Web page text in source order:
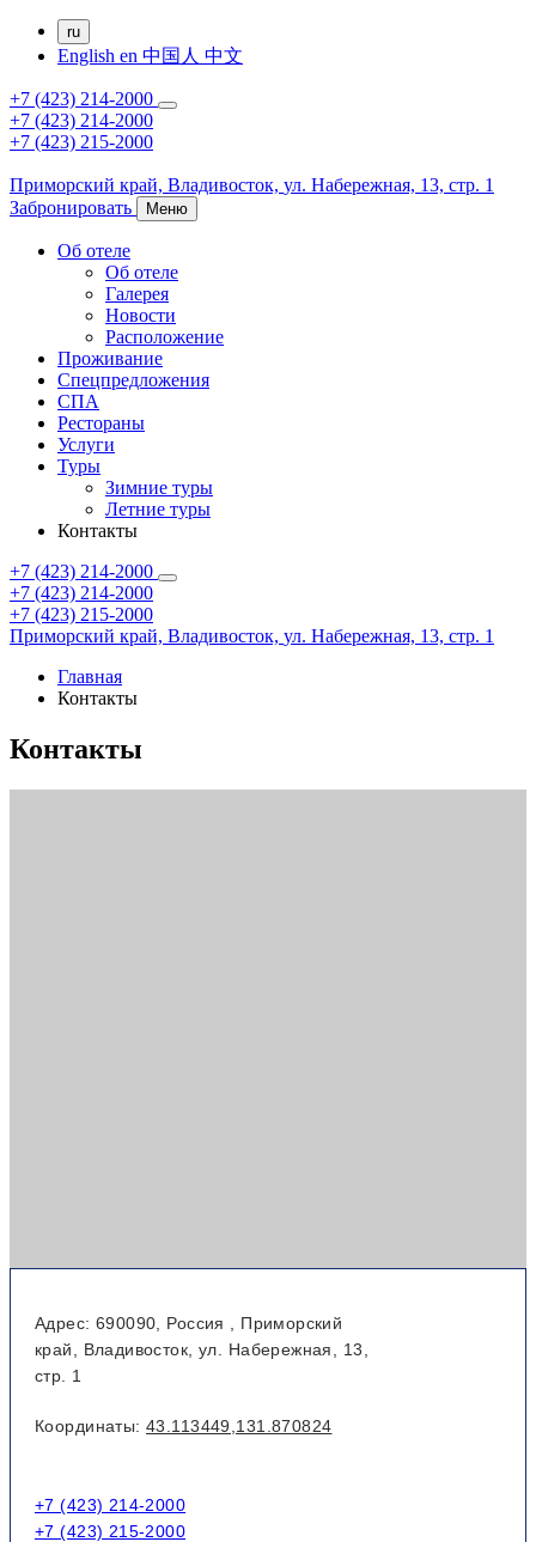
ru
English en 中国人 中文
+7 (423) 214-2000
+7 (423) 214-2000
+7 (423) 215-2000
Приморский край, Владивосток, ул. Набережная, 13, стр. 1
Забронировать
Меню
Об отеле
Об отеле
Галерея
Новости
Расположение
Проживание
Спецпредложения
СПА
Рестораны
Услуги
Туры
Зимние туры
Летние туры
Контакты
+7 (423) 214-2000
+7 (423) 214-2000
+7 (423) 215-2000
Приморский край, Владивосток, ул. Набережная, 13, стр. 1
Главная
Контакты
Контакты
Адрес: 690090, Россия , Приморский
край,
Владивосток, ул. Набережная, 13,
стр. 1
Координаты: 43.113449,131.870824
+7 (423) 214-2000
+7 (423) 215-2000